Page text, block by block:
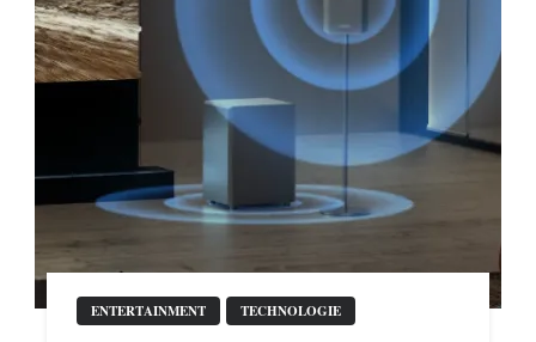
ENTERTAINMENT TECHNOLOGIE